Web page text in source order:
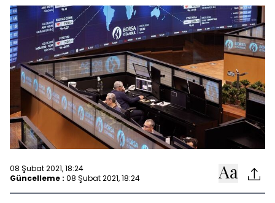
08 Şubat 2021, 18:24
Güncelleme : 08 Şubat 2021, 18:24